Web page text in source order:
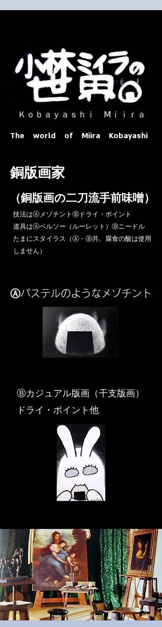
ｏｂａｙａｓｈｉ Ⅿｉｉｒａ​
The world of Miira Kobayashi
​銅版画家
​（銅版画の二刀流手前味噌）
​技法はⒶメゾチントⒷドライ・ポイント
道具はⒶベルソー（ルーレット）Ⓑニードル
​たまにスタイラス（Ⓐ・Ⓑ共、腐食の酸は使用
しません）
Ⓐパステルのようなメゾチント
​Ⓑカジュアル版画（干支版画）
ドライ・ポイント他
© Copyright